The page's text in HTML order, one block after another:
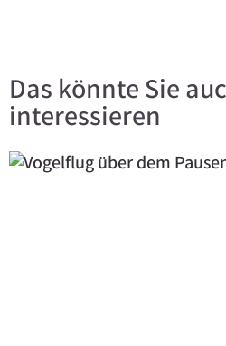
Das könnte Sie
interessieren